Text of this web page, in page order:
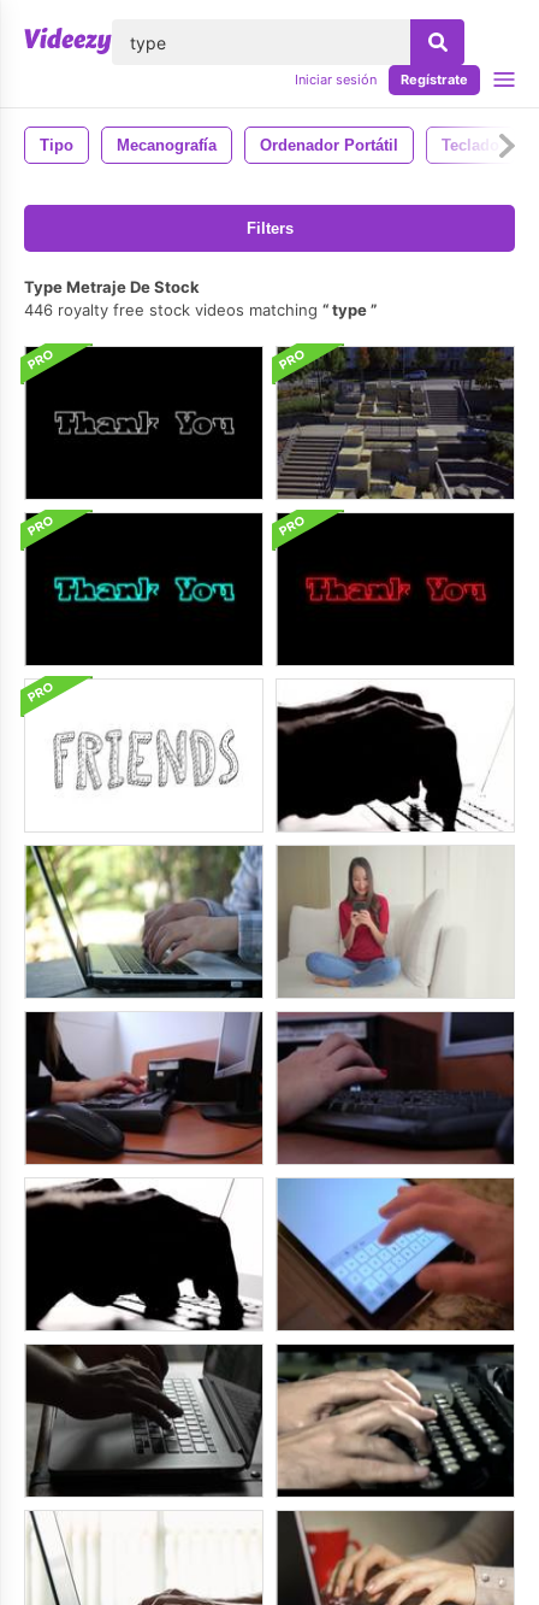
Iniciar sesión Regístrate
Tipo Mecanografía Ordenador Portátil Teclado
Filters
Type Metraje De Stock
446 royalty free stock videos matching
type